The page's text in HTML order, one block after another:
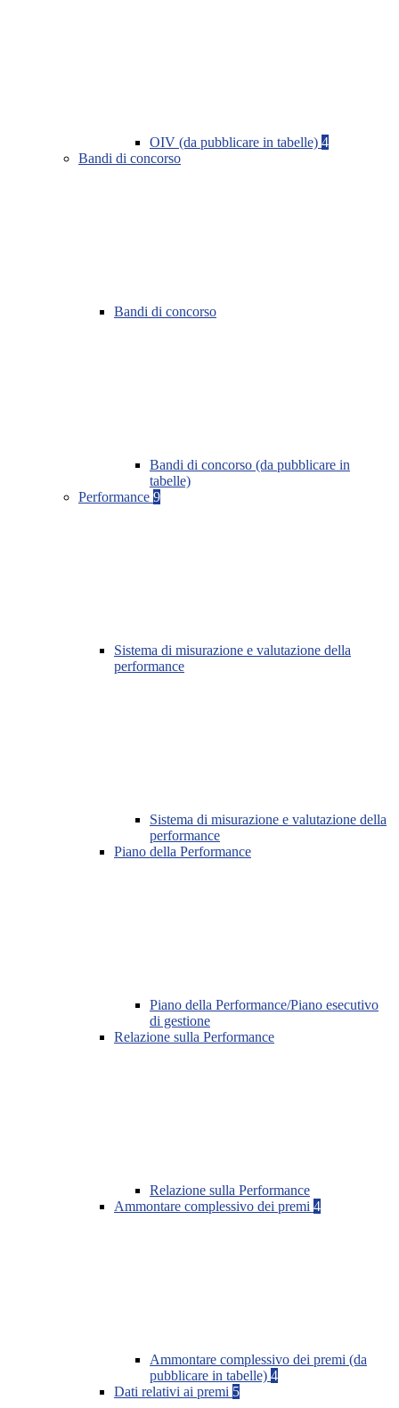
OIV (da pubblicare in tabelle) 4
Bandi di concorso
Bandi di concorso
Bandi di concorso (da pubblicare in
tabelle)
Performance 9
Sistema di misurazione e valutazione della
performance
Sistema di misurazione e valutazione della
performance
Piano della Performance
Piano della Performance/Piano esecutivo
di gestione
Relazione sulla Performance
Relazione sulla Performance
Ammontare complessivo dei premi 4
Ammontare complessivo dei premi (da
pubblicare in tabelle) 4
Dati relativi ai premi 5